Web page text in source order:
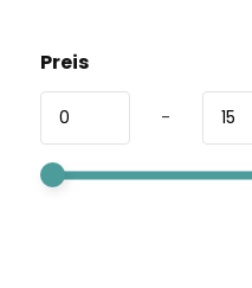
Preis
-